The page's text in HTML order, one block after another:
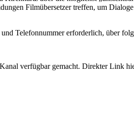
Filmübersetzer treffen, um
Telefonnummer erforderlich, über
verfügbar gemacht. Direkter Link